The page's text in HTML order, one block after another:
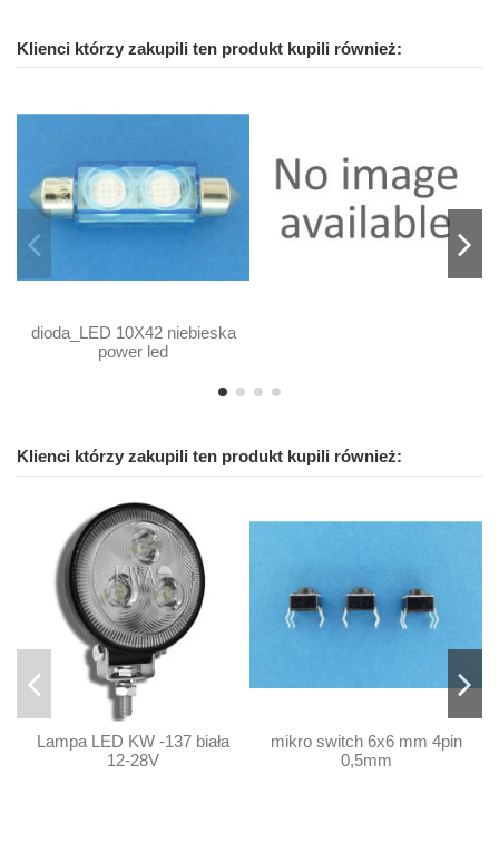
Klienci którzy zakupili ten produkt kupili również:
dioda_LED 10X42 niebieska
power led
Klienci którzy zakupili ten produkt kupili również:
Lampa LED KW -137 biała
12-28V
mikro switch 6x6 mm 4pin
0,5mm